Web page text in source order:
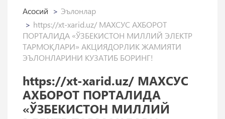
Асосий
Эълонлар
https://xt-xarid.uz/ МАХСУС АХБОРОТ
ПОРТАЛИДА «ЎЗБЕКИСТОН МИЛЛИЙ ЭЛЕКТР
ТАРМОҚЛАРИ» АКЦИЯДОРЛИК ЖАМИЯТИ
ЭЪЛОНЛАРИНИ КУЗАТИБ БОРИНГ!
https://xt-xarid.uz/ МАХСУС
АХБОРОТ ПОРТАЛИДА
«ЎЗБЕКИСТОН МИЛЛИЙ